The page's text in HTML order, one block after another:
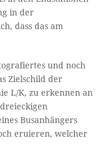
in der
dass das am
und noch
Zielschild der
L/K, zu erkennen an
Busanhängers
eruieren, welcher